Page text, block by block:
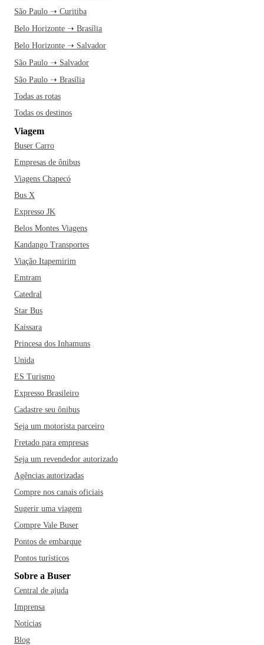
São Paulo ➝ Curitiba
Belo Horizonte ➝ Brasília
Belo Horizonte ➝ Salvador
São Paulo ➝ Salvador
São Paulo ➝ Brasília
Todas as rotas
Todas os destinos
Viagem
Buser Carro
Empresas de ônibus
Viagens Chapecó
Bus X
Expresso JK
Belos Montes Viagens
Kandango Transportes
Viação Itapemirim
Emtram
Catedral
Star Bus
Kaissara
Princesa dos Inhamuns
Unida
ES Turismo
Expresso Brasileiro
Cadastre seu ônibus
Seja um motorista parceiro
Fretado para empresas
Seja um revendedor autorizado
Agências autorizadas
Compre nos canais oficiais
Sugerir uma viagem
Compre Vale Buser
Pontos de embarque
Pontos turísticos
Sobre a Buser
Central de ajuda
Imprensa
Notícias
Blog